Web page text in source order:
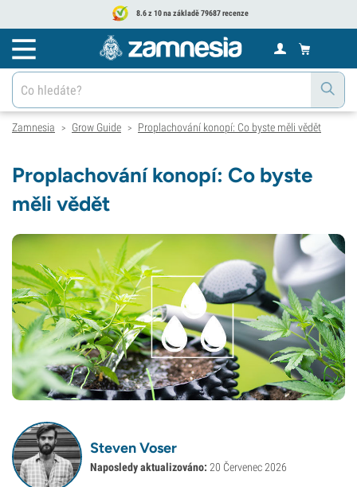
8.6 z 10 na základě 79687 recenze
Zamnesia > Grow Guide > Proplachování konopí: Co byste měli vědět
Proplachování konopí: Co byste
měli vědět
Steven Voser
Naposledy aktualizováno: 20 Červenec 2026